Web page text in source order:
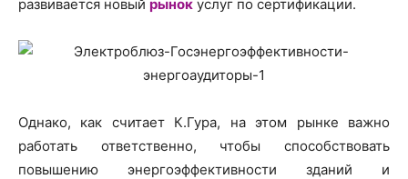
развивается новый рынок услуг по сертификации.
Однако, как считает К.Гура, на этом рынке важно
работать ответственно, чтобы способствовать
повышению энергоэффективности зданий и